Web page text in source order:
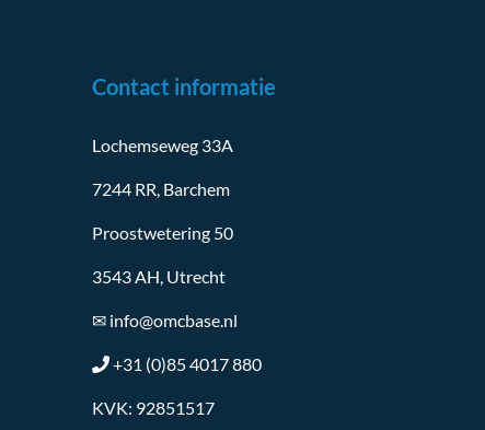
Contact informatie
Lochemseweg 33A
7244 RR, Barchem
Proostwetering 50
3543 AH, Utrecht
✉ info@omcbase.nl
+31 (0)85 4017 880
KVK: 92851517